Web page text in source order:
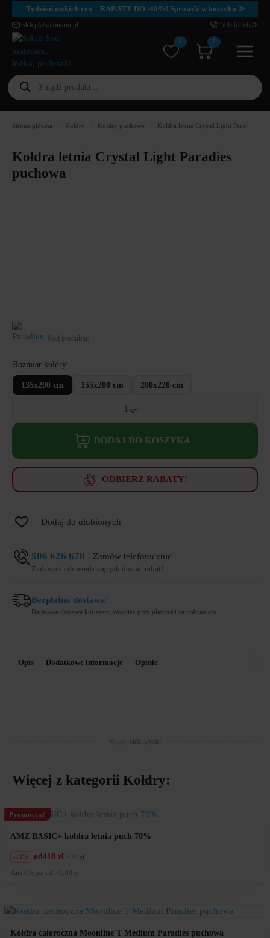
Tydzień niskich cen – RABATY DO -40%! Sprawdź w koszyku ⨠
sklep@salonsnu.pl 506 626 678
Wyszukiwarka
produktów
0 0
Strona główna Kołdry Kołdry puchowe Kołdra letnia Crystal Light Paradies
Kołdra letnia Crystal Light Paradies
puchowa
Kod produktu:
Rozmiar kołdry
135x200 cm 155x200 cm 200x220 cm
ilość
Kołdra
Crystal
Paradies
puchowa
DODAJ DO KOSZYKA
ODBIERZ RABATY!
Dodaj do ulubionych
506 626 678 - Zamów telefonicznie
Zadzwoń i dowiedz się, jak dostać rabat!
Bezpłatna dostawa!
Darmowa dostawa kurierem, również przy płatności za pobraniem.
Opis Dodatkowe informacje Opinie
Więcej ciekawych!
Więcej z kategorii Kołdry:
Promocja!
AMZ BASIC+ kołdra letnia puch 70%
od 470 zł
Pierwotna
cena
418 zł
Aktualna
cena
-11%
Rata 0% już od: 41,80 zł
Kołdra całoroczna Moonline T Medium Paradies puchowa